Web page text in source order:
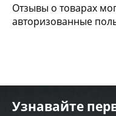
Отзывы о товарах
авторизованные
Узнавайте